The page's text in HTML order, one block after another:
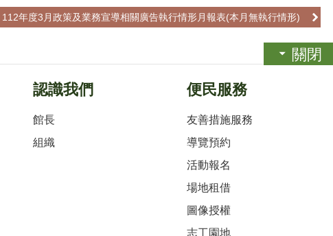
112年度3月政策及業務宣導相關廣告執行情形月報表(本月無執行情形)
關閉
認識我們
館長
組織
便民服務
友善措施服務
導覽預約
活動報名
場地租借
圖像授權
志工園地